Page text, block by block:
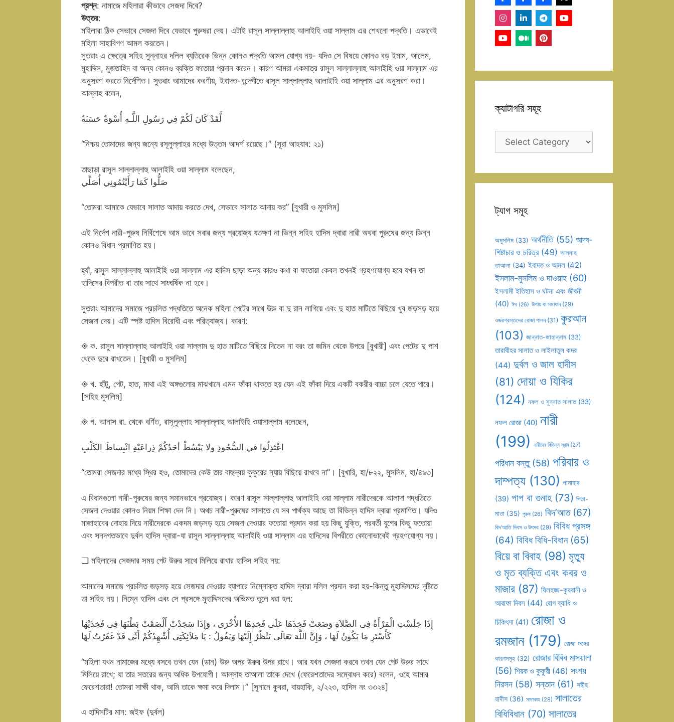
প্রশ্ন: নামাজে মহিলারা কীভাবে সেজদা দিবে?
উত্তর:
মহিলারা ঠিক সেভাবে সেজদা দিবে যেভাবে পুরুষরা দেয়। এটাই রাসূল সাল্লাল্লাহু আলাইহি ওয়া সাল্লাম এর শেখনো পদ্ধতি। এভাবেই
মহিলা সাহাবিগণ আমল করতেন।
সুতরাং এ ক্ষেত্রে সহিহ সুন্নাহর দলিল ব্যতিরেক ভিন্ন কোনও পদ্ধতি আমল যোগ্য নয়- যদিও সে বিষয়ে কোনও বড় ইমাম, আলেম,
মুহাদ্দিস, মুজতাহিদ বা অন্য কোনও ব্যক্তি ফতোয়া প্রদান করেন। কারণ আমরা একমাত্র রাসূল সাল্লাল্লাহু আলাইহি ওয়া সাল্লাম এর
অনুসরণ করতে নির্দেশিত। সুতরাং আমাদের করণীয়, ইবাদত-বন্দেগীতে রাসূল সাল্লাল্লাহু আলাইহি ওয়া সাল্লাম এর অনুসরণ করা।
আল্লাহ বলেন,
لَّقَدْ كَانَ لَكُمْ فِي رَسُولِ اللَّـهِ أُسْوَةٌ حَسَنَةٌ
“নিশ্চয় তোমাদের জন্য জন্যে রসূলুল্লাহর মধ্যে উত্তম আদর্শ রয়েছে।” (সূরা আহযাব: ২১)
তাছাড়া রাসূল সাল্লাল্লাহু আলাইহি ওয়া সাল্লাম বলেছেন,
صَلُّوا كَمَا رَأَيْتُمُونِي أُصَلِّي
“তোমরা আমাকে যেভাবে সালাত আদায় করতে দেখ, সেভাবে সালাত আদায় কর” [বুখারী ও মুসলিম]
এই নির্দেশ নারী-পুরুষ নির্বিশেষে আম ভাবে সবার জন্য প্রযোজ্য যতক্ষণ না ভিন্ন সহিহ হাদিস দ্বারা নারী অথবা পুরুষের জন্য ভিন্ন
কোনও বিধান প্রমাণিত হয়।
হ্যাঁ, রাসূল সাল্লাল্লাহু আলাইহি ওয়া সাল্লাম এর হাদিস ছাড়া অন্য কারও কথা বা ফতোয়া কেবল তখনই গ্রহণযোগ্য হবে যখন তা
হাদিসের বিপরীত বা তার সাথে সাংঘর্ষিক না হবে।
সুতরাং আমাদের সমাজে প্রচলিত পদ্ধতিতে অনেক মহিলা পেটের সাথে উরু বা দু রান লাগিয়ে এবং দু হাত মাটিতে বিছিয়ে খুব জড়সড় হয়ে
সেজদা দেয়। এটি স্পষ্ট হাদিস বিরোধী এবং পরিত্যাজ্য। কারণ:
◈ ক. রাসুল সাল্লাল্লাহু আলাইহি ওয়া সাল্লাম দু হাত মাটিতে বিছিয়ে দিতেন না বরং তা জমিন থেকে উপরে [বুখারী] এবং পেটের দু পাশ
থেকে দুরে রাখতেন। [বুখারী ও মুসলিম]
◈ খ. হাঁটু, পেট, হাত, মাথা এই অঙ্গগুলোর মাঝখানে এমন ফাঁকা থাকতে হয় যেন এই ফাঁকা দিয়ে একটি বকরীর বাচ্চা চলে যেতে পারে।
[সহিহ মুসলিম]
◈ গ. আনাস রা. থেকে বর্ণিত, রাসূলুল্লাহ সাল্লাল্লাহু আলাইহি ওয়াসাল্লাম বলেছেন,
اعْتَدِلُوا في السُّجُودِ ولا يَبْسُطْ أحَدُكُمْ ذِراعَيْهِ انْبِساطَ الكَلْبِ
“তোমরা সেজদার মধ্যে স্থির হও, তোমাদের কেউ তার বাহুদ্বয় কুকুরের ন্যায় বিছিয়ে রাখবে না”। [বুখারি, হা/৮২২, মুসলিম, হা/৪৯৩]
এ বিধানগুলো নারী-পুরুষের জন্য সমানভাবে প্রযোজ্য। কারণ রাসূল সাল্লাল্লাহু আলাইহি ওয়া সাল্লাম নারীদেরকে আলাদা পদ্ধতিতে
সেজদা দেওয়ার কোনও নিয়ম শিক্ষা দেন নি। অথচ নারী-পুরুষের সালাতে যে সব পার্থক্য আছে তা বিভিন্ন হাদিস দ্বারা প্রমাণিত। যদিও
মাজাহাবের দোহায় দিয়ে নারীদেরকে একদম জড়সড় হয়ে সেজদা দেওয়ার ফতোয়া প্রদান করা হয় কিছু যুক্তি, পরবর্তী যুগের কিছু ফতোয়া
এবং সনদগতভাবে দুর্বল হাদিস দ্বারা-যা রাসূল সাল্লাল্লাহু আলাইহি ওয়া সাল্লাম এর হাদিসের বিপরীতে কোনোভাবেই গ্রহণযোগ্য নয়।
❑ মহিলাদের সেজদার সময় পেট উরুর সাথে মিলিয়ে রাখার হাদিস সহিহ নয়:
আমাদের সমাজে প্রচলিত জড়সড় হয়ে সেজদার দেওয়ার ব্যাপারে নিম্নোক্ত হাদিস দ্বারা দলিল প্রদান করা হয়-কিন্তু মুহাদ্দিসদের দৃষ্টিতে
তা সহিহ নয়। নিম্নে হাদিস এবং সে প্রসঙ্গে মুহাদ্দিসদের অভিমত তুলে ধরা হল:
إِذَا جَلَسْتِ الْمَرْأَةُ فِى الصَّلاَةِ وَضَعَتْ فَخِذَهَا عَلَى فَخِذِهَا الأُخْرَى ، وَإِذَا سَجَدْتْ أَلْصَقَتْ بَطْنَهَا فِى فَخِذَيْهَا
كَأَسْتَرِ مَا يَكُونُ لَهَا ، وَإِنَّ اللَّهَ تَعَالَى يَنْظُرُ إِلَيْهَا وَيَقُولُ : يَا مَلاَئِكَتِى أُشْهِدُكُمْ أَنِّى قَدْ غَفَرْتُ لَهَا
“মহিলা যখন নামাজের মধ্যে বসবে তখন যেন (ডান) উরু অপর উরুর উপর রাখে। আর যখন সেজদা করবে তখন যেন পেট উরুর সাথে
মিলিয়ে রাখে; যা তার সতরের জন্য অধিক উপযোগী। আল্লাহ তাআলা তাকে দেখে (ফেরেশতাদের সম্বোধন করে) বলেন, ওহে আমার
ফেরেশতারা! তোমরা সাক্ষী থাক, আমি তাকে ক্ষমা করে দিলাম।” [সুনানে কুবরা, বায়হাকি, ২/২২৩, হাদিস নং ৩৩২৪]
এ হাদিসটির মান: জইফ (দুর্বল)
ক্যাটাগরি সহূহ
ক্যাটাগরি
ট্যাগ সমূহ
অমুসলিম (33) অর্থনীতি(55) আদব-
শিষ্টাচার ও চরিত্র(49) আল্লাহ
তাআলা (34) ইবাদত ও আমল (42)
ইসলাম-মুসলিম ও দাওয়াহ(60)
ইসলামী ইতিহাস ও ঘটনা এবং জীবনী
(40) ঈদ (26) উপায় বা সমাধান(29)
ওজরগ্রস্তদের রোজা পালন(31) কুরআন
(103) জান্নাত-জাহান্নাম (33)
তারাবীহর সালাত ও লাইলাতুল কদর
(44) দুর্বল ও জাল হাদীস
(81) দোয়া ও যিকির
(124) নফল ও সুন্নাত সালাত(33)
নফল রোজা (40) নারী
(199) নারীদের বিভিন্ন স্রাব(27)
পরিধান বস্তু(58) পরিবার ও
দাম্পত্য (130) পানাহার
(39) পাপ বা গুনাহ(73) পিতা-
মাতা (35) পুরুষ (26) বিদ’আত(67)
বিদ’আতি দিবস ও উৎসব (29) বিবিধ প্রসঙ্গ
(64) বিবিধ বিধি-বিধান(65)
বিয়ে বা বিবাহ (98) মৃত্যু
ও মৃত ব্যক্তি এবং কবর ও
মাজার (87) যিলহজ্জ-কুরবানী ও
আরাফা দিবস (44) রোগ ব্যাধি ও
চিকিৎসা (41) রোজা ও
রমজান(179) রোজা ভঙ্গের
কারণসমূহ (32) রোজার বিবিধ মাসয়ালা
(56) শিরক ও কুফুরী (46) সংশয়
নিরসন (58) সন্তান (61) সহীহ
হাদীস (36) সাদাকাহ (28) সালাতের
বিধিবিধান (70) সালাতের